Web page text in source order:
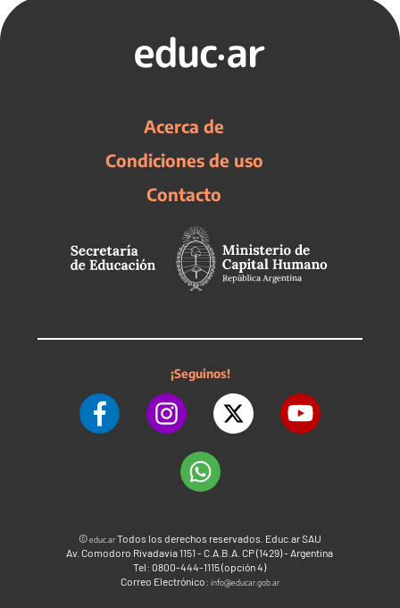
Acerca de
Condiciones de uso
Contacto
¡Seguinos!
©educ.arTodos los derechos reservados. Educ.ar SAU
Av. Comodoro Rivadavia 1151 - C.A.B.A. CP (1429) - Argentina
Tel: 0800-444-1115 (opción 4)
Correo Electrónico: info@educar.gob.ar